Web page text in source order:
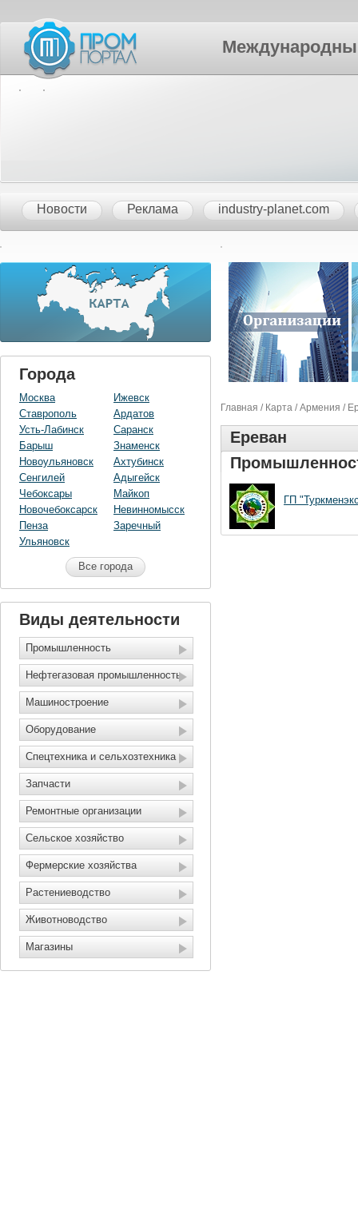
Международный
Новости Реклама industry-planet.com
Города
Москва
Ставрополь
Усть-Лабинск
Барыш
Новоульяновск
Сенгилей
Чебоксары
Новочебоксарск
Пенза
Ульяновск
Ижевск
Ардатов
Саранск
Знаменск
Ахтубинск
Адыгейск
Майкоп
Невинномысск
Заречный
Все города
Виды деятельности
Промышленность
Нефтегазовая промышленность
Машиностроение
Оборудование
Спецтехника и сельхозтехника
Запчасти
Ремонтные организации
Сельское хозяйство
Фермерские хозяйства
Растениеводство
Животноводство
Магазины
Главная / Карта /Армения /
Ереван
ГП